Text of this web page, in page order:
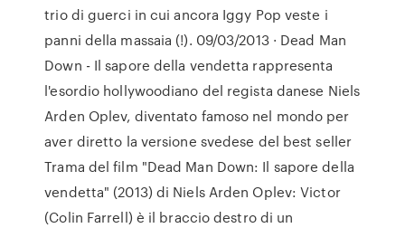
trio di guerci in cui ancora Iggy Pop veste i
panni della massaia (!). 09/03/2013 · Dead Man
Down - Il sapore della vendetta rappresenta
l'esordio hollywoodiano del regista danese Niels
Arden Oplev, diventato famoso nel mondo per
aver diretto la versione svedese del best seller
Trama del film "Dead Man Down: Il sapore della
vendetta" (2013) di Niels Arden Oplev: Victor
(Colin Farrell) è il braccio destro di un